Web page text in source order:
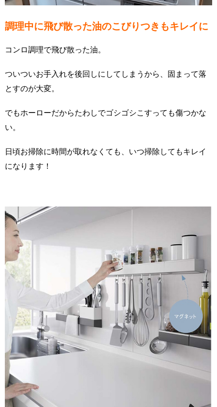
調理中に飛び散った油のこびりつきもキレイに
コンロ調理で飛び散った油。
ついついお手入れを後回しにしてしまうから、固まって落
とすのが大変。
でもホーローだからたわしでゴシゴシこすっても傷つかな
い。
日頃お掃除に時間が取れなくても、いつ掃除してもキレイ
になります！